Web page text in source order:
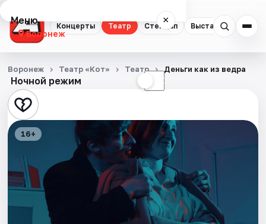
Концерты Театр Стендап Выставки
Меню ×
Воронеж
Концерты
Театр
Стендап
Квесты
Экскурсии
Ночной режим ☾
Воронеж Театр «Кот» Театр Деньги как из ведра
16+